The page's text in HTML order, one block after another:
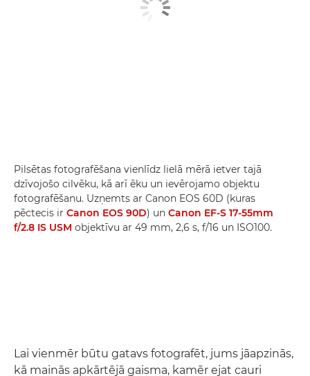
Pilsētas fotografēšana vienlīdz lielā mērā ietver tajā
dzīvojošo cilvēku, kā arī ēku un ievērojamo objektu
fotografēšanu. Uzņemts ar Canon EOS 60D (kuras
pēctecis ir Canon EOS 90D) un Canon EF-S 17-55mm
f/2.8 IS USM objektīvu ar 49 mm, 2,6 s, f/16 un ISO100.
Lai vienmēr būtu gatavs fotografēt, jums jāapzinās,
kā mainās apkārtējā gaisma, kamēr ejat cauri